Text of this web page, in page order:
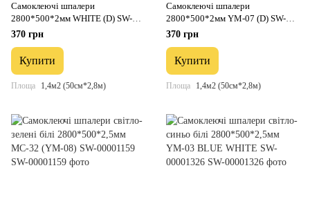
Самоклеючі шпалери
2800*500*2мм WHITE (D) SW-
00002022
370 грн
Купити
Площа 1,4м2 (50см*2,8м)
Самоклеючі шпалери
2800*500*2мм YM-07 (D) SW-
00001158
370 грн
Купити
Площа 1,4м2 (50см*2,8м)